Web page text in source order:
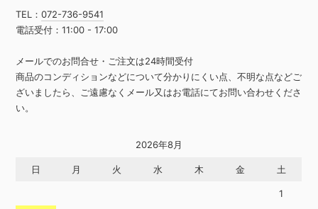
TEL：072-736-9541
電話受付：11:00 - 17:00
メールでのお問合せ・ご注文は24時間受付
商品のコンディションなどについて分かりにくい点、不明な点などご
ざいましたら、ご遠慮なくメール又はお電話にてお問い合わせくださ
い。
2026年8月
日 月 火 水 木 金 土
1